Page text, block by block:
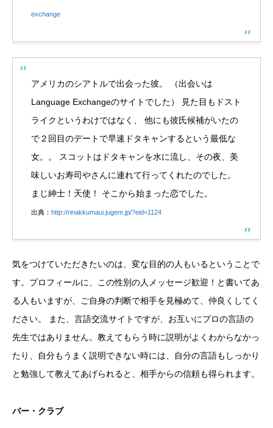
exchange
アメリカのシアトルで出会った彼。 （出会いは
Language Exchangeのサイトでした） 見た目もドスト
ライクというわけではなく、 他にも彼氏候補がいたの
で２回目のデートで早速ドタキャンするという最低な
女。。 スコットはドタキャンを水に流し、その夜、美
味しいお寿司やさんに連れて行ってくれたのでした。
まじ紳士！天使！ そこから始まった恋でした。
出典： http://rinakkumaui.jugem.jp/?eid=1124
気をつけていただきたいのは、変な目的の人もいるということで
す。プロフィールに、この性別の人メッセージ歓迎！と書いてあ
る人もいますが、ご自身の判断で相手を見極めて、仲良くしてく
ださい。 また、言語交流サイトですが、お互いにプロの言語の
先生ではありません。教えてもらう時に説明がよくわからなかっ
たり、自分もうまく説明できない時には、自分の言語もしっかり
と勉強して教えてあげられると、相手からの信頼も得られます。
バー・クラブ